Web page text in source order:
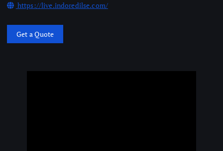
https://live.indoredilse.com/
Get a Quote